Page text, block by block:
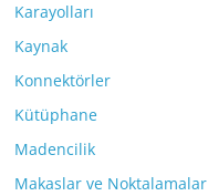
Karayolları
Kaynak
Konnektörler
Kütüphane
Madencilik
Makaslar ve Noktalamalar